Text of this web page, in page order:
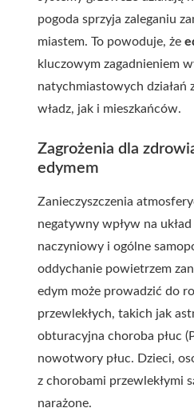
pogoda sprzyja zaleganiu
miastem. To powoduje, że
kluczowym zagadnieniem
natychmiastowych działań
władz, jak i mieszkańców.
Zagrożenia dla
edymem
Zanieczyszczenia
negatywny wpływ na
naczyniowy i ogólne
oddychanie powietrzem
edym może prowadzić do
przewlekłych, takich jak
obturacyjna choroba płuc
nowotwory płuc. Dzieci,
z chorobami przewlekłymi
narażone.